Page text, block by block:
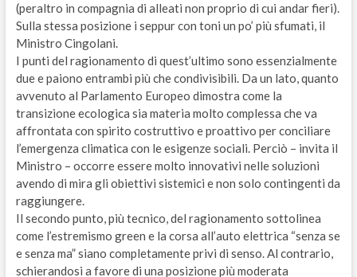
(peraltro in compagnia di alleati non proprio di cui andar fieri).
Sulla stessa posizione i seppur con toni un po’ più sfumati, il
Ministro Cingolani.
I punti del ragionamento di quest’ultimo sono essenzialmente
due e paiono entrambi più che condivisibili. Da un lato, quanto
avvenuto al Parlamento Europeo dimostra come la
transizione ecologica sia materia molto complessa che va
affrontata con spirito costruttivo e proattivo per conciliare
l’emergenza climatica con le esigenze sociali. Perciò – invita il
Ministro – occorre essere molto innovativi nelle soluzioni
avendo di mira gli obiettivi sistemici e non solo contingenti da
raggiungere.
Il secondo punto, più tecnico, del ragionamento sottolinea
come l’estremismo green e la corsa all’auto elettrica “senza se
e senza ma” siano completamente privi di senso. Al contrario,
schierandosi a favore di una posizione più moderata